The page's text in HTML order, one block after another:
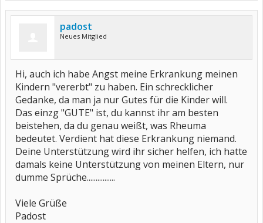
padost
Neues Mitglied
Hi, auch ich habe Angst meine Erkrankung meinen
Kindern "vererbt" zu haben. Ein schrecklicher
Gedanke, da man ja nur Gutes für die Kinder will.
Das einzg "GUTE" ist, du kannst ihr am besten
beistehen, da du genau weißt, was Rheuma
bedeutet. Verdient hat diese Erkrankung niemand.
Deine Unterstützung wird ihr sicher helfen, ich hatte
damals keine Unterstützung von meinen Eltern, nur
dumme Sprüche................
Viele Grüße
Padost